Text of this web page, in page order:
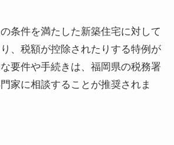
条件を満たした新築住宅に対して
、税額が控除されたりする特例が
要件や手続きは、福岡県の税務署
家に相談することが推奨されま